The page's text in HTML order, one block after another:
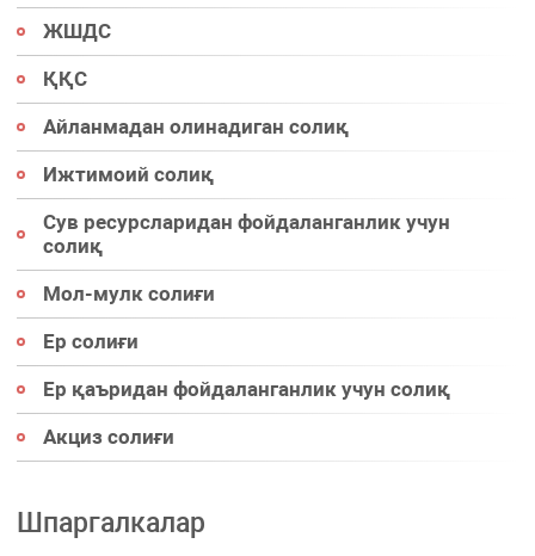
ЖШДС
ҚҚС
Айланмадан олинадиган солиқ
Ижтимоий солиқ
Сув ресурсларидан фойдаланганлик учун
солиқ
Мол-мулк солиғи
Ер солиғи
Ер қаъридан фойдаланганлик учун солиқ
Акциз солиғи
Шпаргалкалар